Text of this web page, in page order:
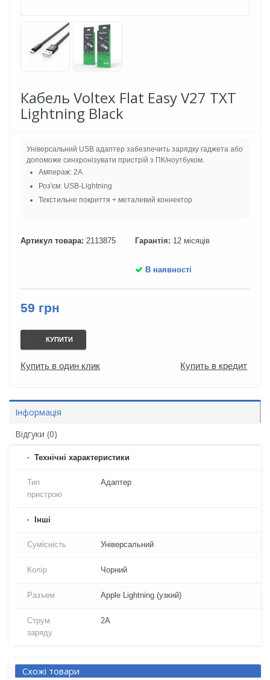
Кабель Voltex Flat Easy V27 TXT
Lightning Black
Універсальний USB адаптер забезпечить зарядку гаджета або
допоможе синхронізувати пристрій з ПК/ноутбуком.
Ампераж: 2A
Роз'єм: USB-Lightning
Текстильне покриття + металевий коннектор
Артикул товара: 2113875 Гарантія: 12 місяців
В наявності
59 грн
КУПИТИ
Купить в один клик Купить в кредит
Інформація
Відгуки (0)
Технічні характеристики
Тип
пристрою
Адаптер
Iнші
Сумісність Універсальний
Колір Чорний
Разъем Apple Lightning (узкий)
Струм
заряду
2A
Схожі товари